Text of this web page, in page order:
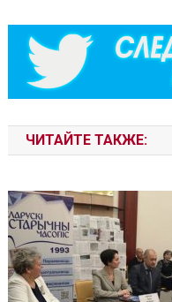
ЧИТАЙТЕ ТАКЖЕ: